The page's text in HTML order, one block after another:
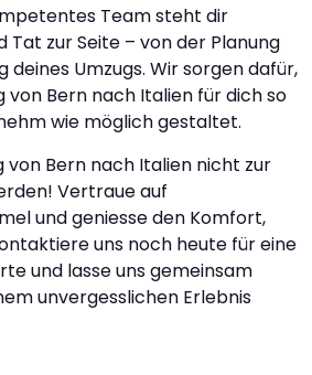
Team steht dir
Tat zur Seite – von der Planung
deines Umzugs. Wir sorgen dafür,
von Bern nach Italien für dich so
wie möglich gestaltet.
von Bern nach Italien nicht zur
Vertraue auf
und geniesse den Komfort,
uns noch heute für eine
und lasse uns gemeinsam
unvergesslichen Erlebnis